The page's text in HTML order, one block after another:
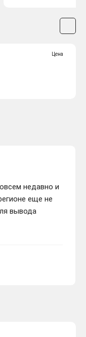
Цена
недавно и
еще не
вывода